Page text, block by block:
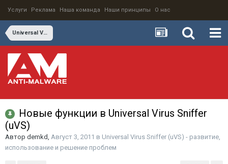
Услуги Реклама Наша команда Наши принципы О нас
Universal Virus Sniffer (uVS) - развитие, использование и решение проблем
Новые функции в Universal Virus Sniffer
(uVS)
Автор demkd, Август 3, 2011 в Universal Virus Sniffer (uVS) - развитие,
использование и решение проблем